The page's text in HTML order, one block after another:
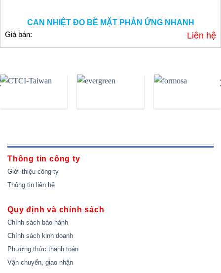
CAN NHIỆT ĐO BỀ MẶT PHẢN ỨNG NHANH
Giá bán:
Liên hệ
Thông tin công ty
Giới thiệu công ty
Thông tin liên hệ
Quy định và chính sách
Chính sách bảo hành
Chính sách kinh doanh
Phương thức thanh toán
Vận chuyển, giao nhận